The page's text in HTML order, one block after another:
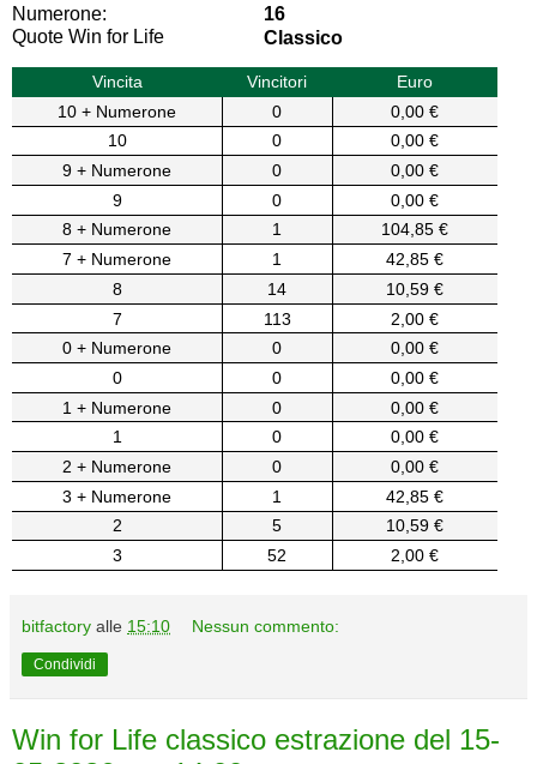
Numerone:
16
Quote Win for Life
Classico
Vincita Vincitori
Euro
10 + Numerone
0
0,00 €
10
0
0,00 €
9 + Numerone
0
0,00 €
9
0
0,00 €
8 + Numerone
1
104,85 €
7 + Numerone
1
42,85 €
8
14
10,59 €
7
113
2,00 €
0 + Numerone
0
0,00 €
0
0
0,00 €
1 + Numerone
0
0,00 €
1
0
0,00 €
2 + Numerone
0
0,00 €
3 + Numerone
1
42,85 €
2
5
10,59 €
3
52 2,00 €
bitfactory alle 15:10 Nessun commento:
Condividi
Win for Life classico estrazione del 15-